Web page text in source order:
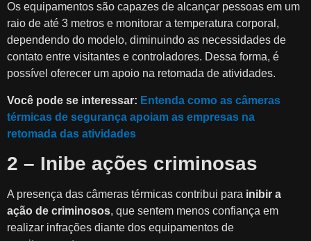
Os equipamentos são capazes de alcançar pessoas em um
raio de até 3 metros e monitorar a temperatura corporal,
dependendo do modelo, diminuindo as necessidades de
contato entre visitantes e controladores. Dessa forma, é
possível oferecer um apoio na retomada de atividades.
Você pode se interessar: Entenda como as câmeras
térmicas de segurança apoiam as empresas na
retomada das atividades
2 – Inibe ações criminosas
A presença das câmeras térmicas contribui para inibir a
ação de criminosos, que sentem menos confiança em
realizar infrações diante dos equipamentos de